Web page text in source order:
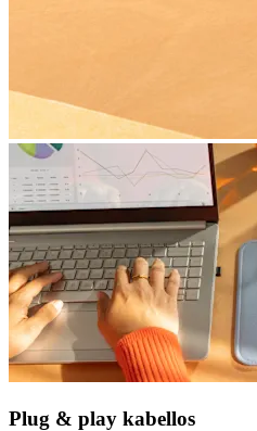
Plug & play kabellos